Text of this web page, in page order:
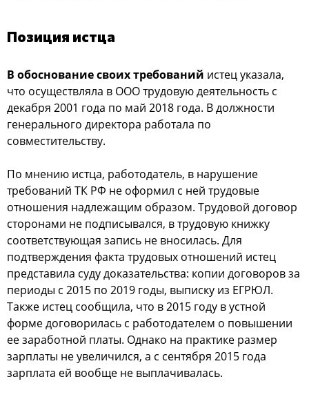
Позиция истца
В обоснование своих требований истец указала,
что осуществляла в ООО трудовую деятельность с
декабря 2001 года по май 2018 года. В должности
генерального директора работала по
совместительству.
По мнению истца, работодатель, в нарушение
требований ТК РФ не оформил с ней трудовые
отношения надлежащим образом. Трудовой договор
сторонами не подписывался, в трудовую книжку
соответствующая запись не вносилась. Для
подтверждения факта трудовых отношений истец
представила суду доказательства: копии договоров за
периоды с 2015 по 2019 годы, выписку из ЕГРЮЛ.
Также истец сообщила, что в 2015 году в устной
форме договорилась с работодателем о повышении
ее заработной платы. Однако на практике размер
зарплаты не увеличился, а с сентября 2015 года
зарплата ей вообще не выплачивалась.